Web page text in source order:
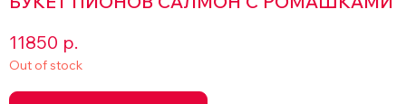
11850 р.
Out of stock